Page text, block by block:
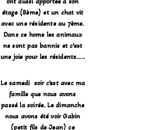
étage (8ème) et un chat vit
avec une résidente au 7ème.
Dans ce home les animaux
ne sont pas bannis et c’est
une joie pour les résidents…..
Le samedi soir c’est avec ma
famille que nous avons
passé la soirée. Le dimanche
nous avons été voir Gabin
(petit fils de Jean) ce